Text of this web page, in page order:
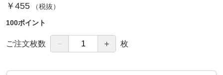
￥455（税抜）
100ポイント
ご注文枚数 － ＋ 枚